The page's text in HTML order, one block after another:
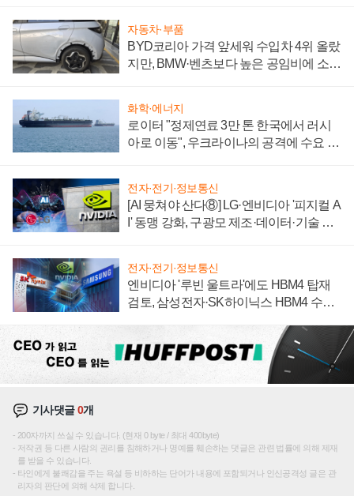
자동차·부품
BYD코리아 가격 앞세워 수입차 4위 올랐
지만, BMW·벤츠보다 높은 공임비에 소비
화학·에너지
로이터 "정제연료 3만 톤 한국에서 러시
아로 이동", 우크라이나의 공격에 수요 늘
전자·전기·정보통신
[AI 뭉쳐야 산다⑧] LG·엔비디아 '피지컬 A
I' 동맹 강화, 구광모 제조·데이터·기술 결
전자·전기·정보통신
엔비디아 '루빈 울트라'에도 HBM4 탑재
검토, 삼성전자·SK하이닉스 HBM4 수율
기사댓글0개
200자까지 쓰실 수 있습니다. (현재 0 byte / 최대 400byte)
저작권 등 다른 사람의 권리를 침해하거나 명예를 훼손하는 댓글은 관련 법률에 의해 제재
를 받을 수 있습니다.
타인에게 불쾌감을 주는 욕설 등 비하하는 단어가 내용에 포함되거나 인신공격성 글은 관
리자의 판단에 의해 삭제 합니다.